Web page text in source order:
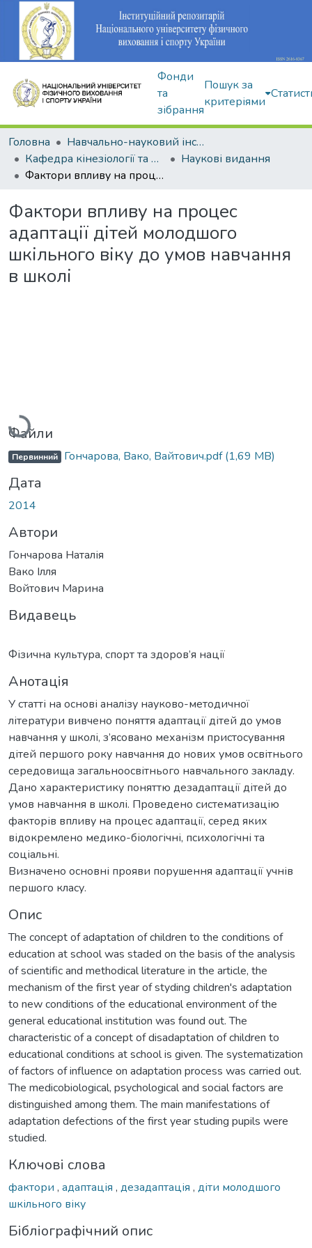
Фонди
та
зібрання
Пошук за
критеріями
Головна
Навчально-науковий інститут здоров'я, реабілітації та фізичного виховання
Кафедра кінезіології та фізкультурно-спортивної реабілітації
Наукові видання
Фактори впливу на процес адаптації дітей молодшого шкільного віку до умов навчання в школі
Фактори впливу на процес
адаптації дітей молодшого
шкільного віку до умов навчання
в школі
Вантажиться...
Файли
Первинний Гончарова, Вако, Вайтович.pdf(1,69 MB)
Дата
2014
Автори
Гончарова Наталія
Вако Ілля
Войтович Марина
Видавець
Фізична культура, спорт та здоров’я нації
Анотація
У статті на основі аналізу науково-методичної
літератури вивчено поняття адаптації дітей до умов
навчання у школі, з’ясовано механізм пристосування
дітей першого року навчання до нових умов освітнього
середовища загальноосвітнього навчального закладу.
Дано характеристику поняттю дезадаптації дітей до
умов навчання в школі. Проведено систематизацію
факторів впливу на процес адаптації, серед яких
відокремлено медико-біологічні, психологічні та
соціальні.
Визначено основні прояви порушення адаптації учнів
першого класу.
Опис
The concept of adaptation of children to the conditions of
education at school was staded on the basis of the analysis
of scientific and methodical literature in the article, the
mechanism of the first year of styding children's adaptation
to new conditions of the educational environment of the
general educational institution was found out. The
characteristic of a concept of disadaptation of children to
educational conditions at school is given. The systematization
of factors of influence on adaptation process was carried out.
The medicobiological, psychological and social factors are
distinguished among them. The main manifestations of
adaptation defections of the first year studing pupils were
studied.
Ключові слова
фактори , адаптація , дезадаптація , діти молодшого
шкільного віку
Бібліографічний опис